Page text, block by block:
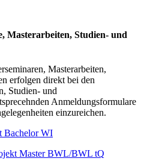
Masterarbeiten, Studien- und
Masterarbeiten,
erfolgen direkt bei den
Studien- und
Anmeldungsformulare
einzureichen.
Bachelor WI
Master BWL/BWL tQ